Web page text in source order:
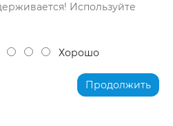
Используйте
Хорошо
Продолжить